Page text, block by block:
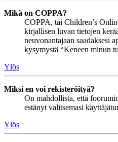
Mikä on COPPA?
COPPA, tai Children’s
kirjallisen luvan tietojen
neuvonantajaan saadaksesi
kysymystä “Keneen minun
Ylös
Miksi en voi rekisteröityä?
On mahdollista, että
estänyt valitsemasi
Ylös